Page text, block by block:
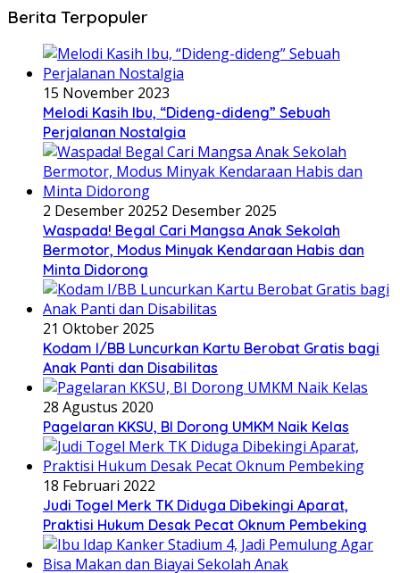
Berita Terpopuler
15 November 2023
Melodi Kasih Ibu, “Dideng-dideng” Sebuah
Perjalanan Nostalgia
2 Desember 20252 Desember 2025
Waspada! Begal Cari Mangsa Anak Sekolah
Bermotor, Modus Minyak Kendaraan Habis dan
Minta Didorong
21 Oktober 2025
Kodam I/BB Luncurkan Kartu Berobat Gratis bagi
Anak Panti dan Disabilitas
28 Agustus 2020
Pagelaran KKSU, BI Dorong UMKM Naik Kelas
18 Februari 2022
Judi Togel Merk TK Diduga Dibekingi Aparat,
Praktisi Hukum Desak Pecat Oknum Pembeking